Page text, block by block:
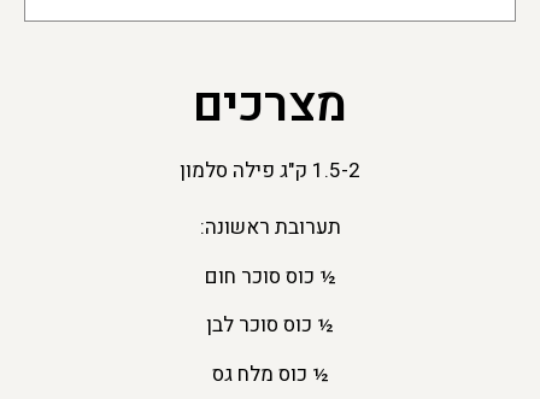
מצרכים
1.5-2 ק"ג פילה סלמון
תערובת ראשונה:
½ כוס סוכר חום
½ כוס סוכר לבן
½ כוס מלח גס